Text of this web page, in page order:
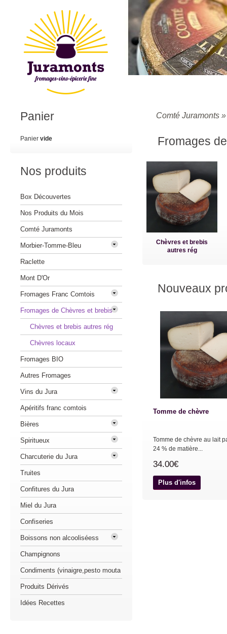
Comté Juramonts
Fromages
Chèvres et brebis
autres rég
Nouveaux
Tomme de chèvre
Tomme de chèvre au lait
24 % de matière...
34.00€
Plus d'infos
Panier
Panier vide
Nos produits
Box Découvertes
Nos Produits du Mois
Comté Juramonts
Morbier-Tomme-Bleu
Raclette
Mont D'Or
Fromages Franc Comtois
Fromages de Chèvres et brebis
Chèvres et brebis autres rég
Chèvres locaux
Fromages BIO
Autres Fromages
Vins du Jura
Apéritifs franc comtois
Bières
Spiritueux
Charcuterie du Jura
Truites
Confitures du Jura
Miel du Jura
Confiseries
Boissons non alcooliséess
Champignons
Condiments (vinaigre,pesto mouta
Produits Dérivés
Idées Recettes